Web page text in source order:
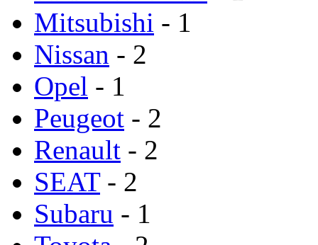
Mitsubishi - 1
Nissan - 2
Opel - 1
Peugeot - 2
Renault - 2
SEAT- 2
Subaru - 1